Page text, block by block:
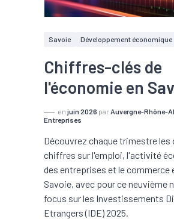
Savoie Développement économique
Chiffres-clés de
l'économie en
en juin 2026 par Auvergne-Rhône-
Entreprises
Découvrez chaque trimestre les
chiffres sur l'emploi, l'activité
des entreprises et le commerce
Savoie, avec pour ce neuvième
focus sur les Investissements
Etrangers (IDE) 2025.